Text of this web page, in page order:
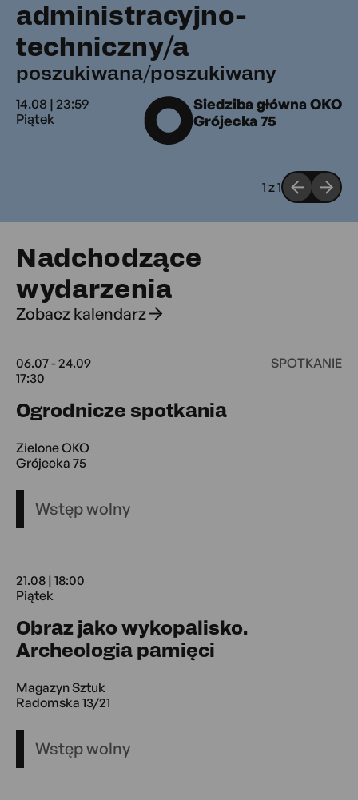
administracyjno-
techniczny/a
poszukiwana/poszukiwany
14.08 | 23:59
Piątek
Siedziba główna OKO
Grójecka 75
1 z1
Nadchodzące
wydarzenia
Zobacz kalendarz
06.07 - 24.09
17:30
SPOTKANIE
Ogrodnicze spotkania06.07 17:30 -
Zielone OKO
Grójecka 75
Wstęp wolny
21.08 | 18:00
Piątek
Obraz jako wykopalisko.
Archeologia pamięci
Magazyn Sztuk
Radomska 13/21
Wstęp wolny